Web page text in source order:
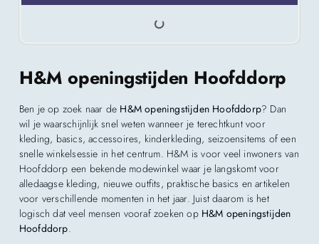
H&M openingstijden Hoofddorp
Ben je op zoek naar de H&M openingstijden Hoofddorp? Dan
wil je waarschijnlijk snel weten wanneer je terechtkunt voor
kleding, basics, accessoires, kinderkleding, seizoensitems of een
snelle winkelsessie in het centrum. H&M is voor veel inwoners van
Hoofddorp een bekende modewinkel waar je langskomt voor
alledaagse kleding, nieuwe outfits, praktische basics en artikelen
voor verschillende momenten in het jaar. Juist daarom is het
logisch dat veel mensen vooraf zoeken op H&M openingstijden
Hoofddorp.